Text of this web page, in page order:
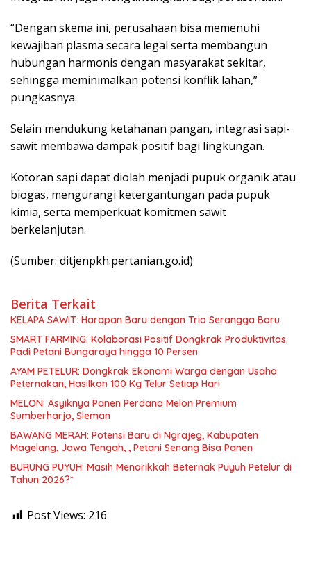
“Dengan skema ini, perusahaan bisa memenuhi
kewajiban plasma secara legal serta membangun
hubungan harmonis dengan masyarakat sekitar,
sehingga meminimalkan potensi konflik lahan,”
pungkasnya.
Selain mendukung ketahanan pangan, integrasi sapi-
sawit membawa dampak positif bagi lingkungan.
Kotoran sapi dapat diolah menjadi pupuk organik atau
biogas, mengurangi ketergantungan pada pupuk
kimia, serta memperkuat komitmen sawit
berkelanjutan.
(Sumber: ditjenpkh.pertanian.go.id)
Berita Terkait
KELAPA SAWIT: Harapan Baru dengan Trio Serangga Baru
SMART FARMING: Kolaborasi Positif Dongkrak Produktivitas
Padi Petani Bungaraya hingga 10 Persen
AYAM PETELUR: Dongkrak Ekonomi Warga dengan Usaha
Peternakan, Hasilkan 100 Kg Telur Setiap Hari
MELON: Asyiknya Panen Perdana Melon Premium
Sumberharjo, Sleman
BAWANG MERAH: Potensi Baru di Ngrajeg, Kabupaten
Magelang, Jawa Tengah, , Petani Senang Bisa Panen
BURUNG PUYUH: Masih Menarikkah Beternak Puyuh Petelur di
Tahun 2026?*
Post Views: 216